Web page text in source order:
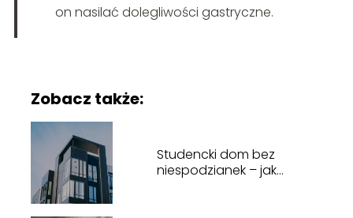
on nasilać dolegliwości gastryczne.
Zobacz także:
Studencki dom bez
niespodzianek – jak